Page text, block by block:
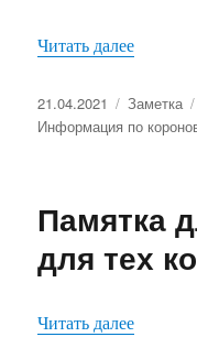
Читать далее
Опубликовано
21.04.2021 Формат
Заметка
Информация по
Памятка
для тех
Читать далее